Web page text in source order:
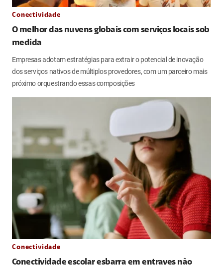
Conectividade
O melhor das nuvens globais com serviços locais sob
medida
Empresas adotam estratégias para extrair o potencial de inovação
dos serviços nativos de múltiplos provedores, com um parceiro mais
próximo orquestrando essas composições
Conectividade
Conectividade escolar esbarra em entraves não